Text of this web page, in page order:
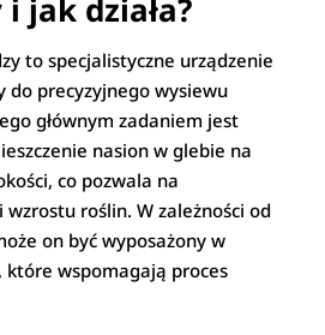
jak działa?
to specjalistyczne urządzenie
do precyzyjnego wysiewu
głównym zadaniem jest
nasion w glebie na
co pozwala na
roślin. W zależności od
on być wyposażony w
które wspomagają proces